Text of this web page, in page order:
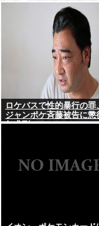
ほど悪いか？
ロケバスで性的暴行の罪
ジャンポケ斉藤被告に懲
年求刑⇒！